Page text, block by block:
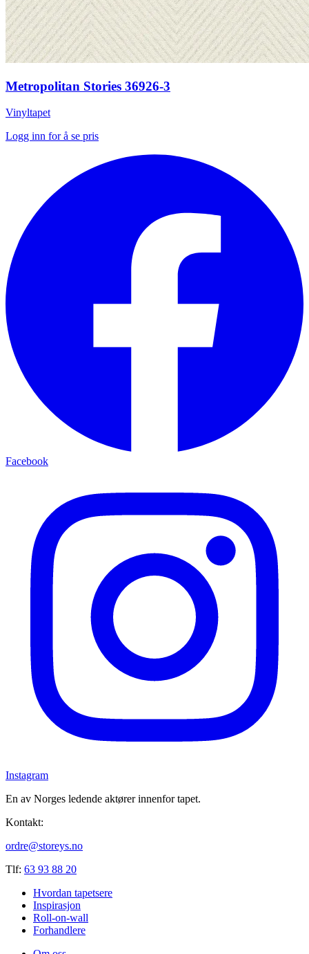
Metropolitan Stories 36926-3
Vinyltapet
Logg inn for å se pris
Facebook
Instagram
En av Norges ledende aktører innenfor tapet.
Kontakt:
ordre@storeys.no
Tlf: 63 93 88 20
Hvordan tapetsere
Inspirasjon
Roll-on-wall
Forhandlere